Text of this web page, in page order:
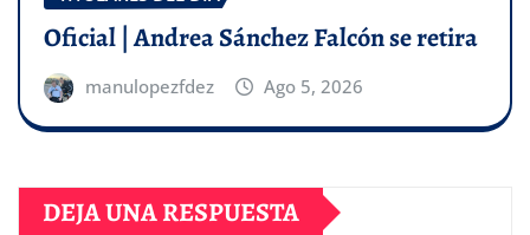
Oficial | Andrea Sánchez Falcón se retira
manulopezfdez Ago 5, 2026
DEJA UNA RESPUESTA